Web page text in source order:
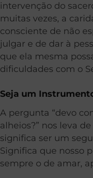
intervenção do
muitas vezes, a
consciente de não
julgar e de dar à
que ela mesma
dificuldades com o
Seja um
A pergunta “devo
alheios?” nos leva
significa ser um
Significa que nosso
sempre o de amar,